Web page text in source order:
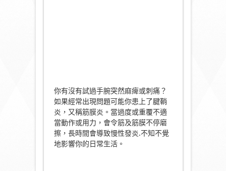
你有沒有試過手腕突然麻痺或刺痛？
如果經常出現問題可能你患上了腱鞘
炎，又稱筋膜炎。當過度或重覆不適
當動作或用力，會令筋及筋膜不停磨
擦，長時間會導致慢性發炎.不知不覺
地影響你的日常生活。